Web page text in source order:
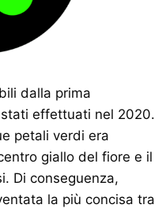
dalla prima
effettuati nel 2020.
petali verdi era
giallo del fiore e il
Di conseguenza,
la più concisa tra